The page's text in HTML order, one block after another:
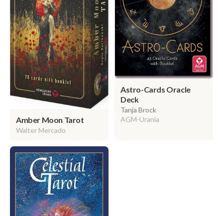
Amber Moon Tarot
Walter Mercado
Astro-Cards Oracle
Deck
Tanja Brock
AGM-Urania